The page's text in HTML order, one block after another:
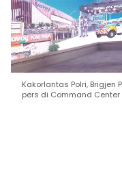
Kakorlantas Polri, Brigjen
pers di Command